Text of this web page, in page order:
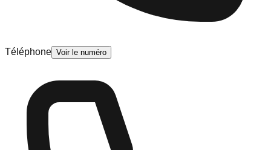
Téléphone Voir le numéro